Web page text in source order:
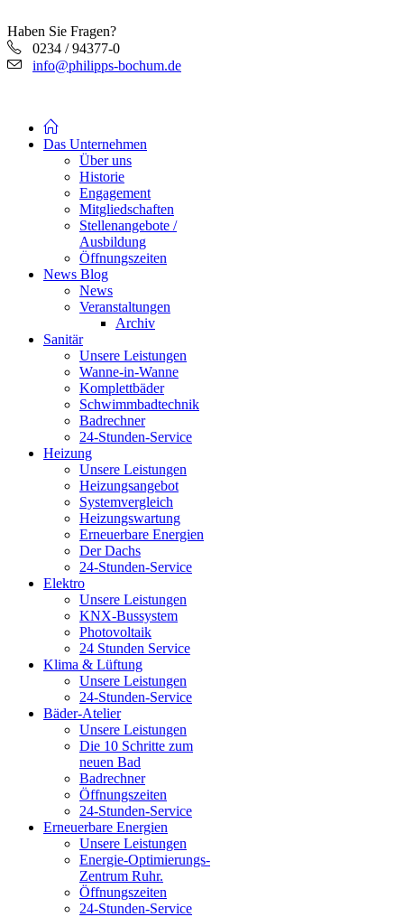
Haben Sie Fragen?
0234 / 94377-0
info@philipps-bochum.de
Das Unternehmen
Über uns
Historie
Engagement
Mitgliedschaften
Stellenangebote /
Ausbildung
Öffnungszeiten
News Blog
News
Veranstaltungen
Archiv
Sanitär
Unsere Leistungen
Wanne-in-Wanne
Komplettbäder
Schwimmbadtechnik
Badrechner
24-Stunden-Service
Heizung
Unsere Leistungen
Heizungsangebot
Systemvergleich
Heizungswartung
Erneuerbare Energien
Der Dachs
24-Stunden-Service
Elektro
Unsere Leistungen
KNX-Bussystem
Photovoltaik
24 Stunden Service
Klima & Lüftung
Unsere Leistungen
24-Stunden-Service
Bäder-Atelier
Unsere Leistungen
Die 10 Schritte zum
neuen Bad
Badrechner
Öffnungszeiten
24-Stunden-Service
Erneuerbare Energien
Unsere Leistungen
Energie-Optimierungs-
Zentrum Ruhr.
Öffnungszeiten
24-Stunden-Service